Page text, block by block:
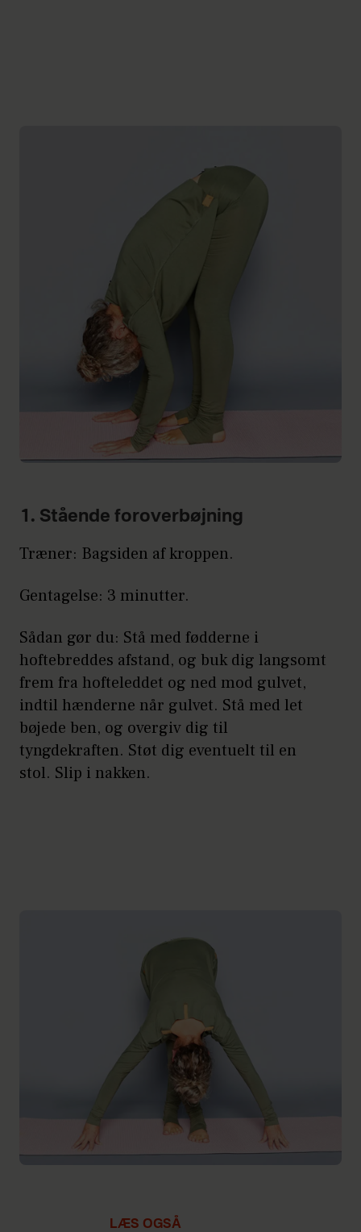
1. Stående foroverbøjning
Træner: Bagsiden af kroppen.
Gentagelse: 3 minutter.
Sådan gør du: Stå med fødderne i
hoftebreddes afstand, og buk dig langsomt
frem fra hofteleddet og ned mod gulvet,
indtil hænderne når gulvet. Stå med let
bøjede ben, og overgiv dig til
tyngdekraften. Støt dig eventuelt til en
stol. Slip i nakken.
LÆS OGSÅ